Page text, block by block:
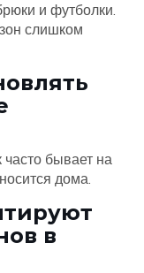
и футболки.
слишком
бывает на
дома.
в